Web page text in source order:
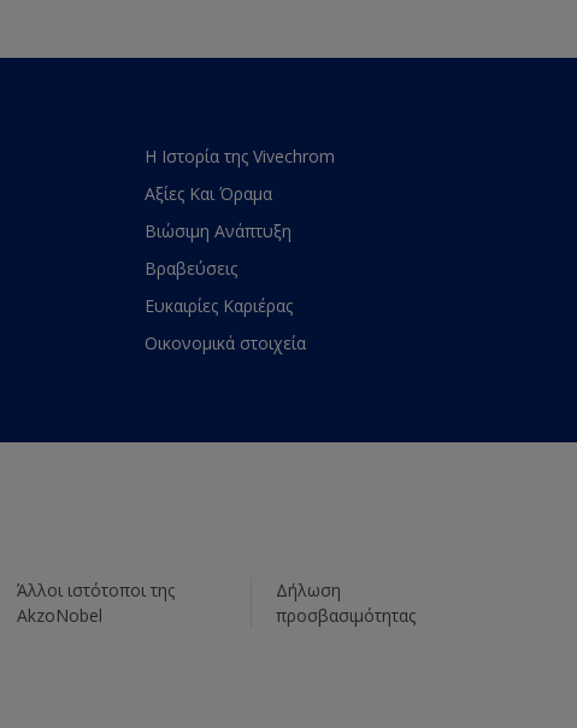
Η Ιστορία της Vivechrom
Αξίες Και Όραμα
Βιώσιμη Ανάπτυξη
Βραβεύσεις
Ευκαιρίες Καριέρας
Οικονομικά στοιχεία
Άλλοι ιστότοποι της
AkzoNobel
Δήλωση
προσβασιμότητας